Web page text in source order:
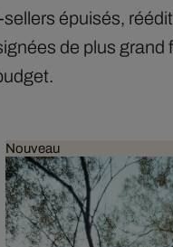
épuisés,
de plus
Nouveau